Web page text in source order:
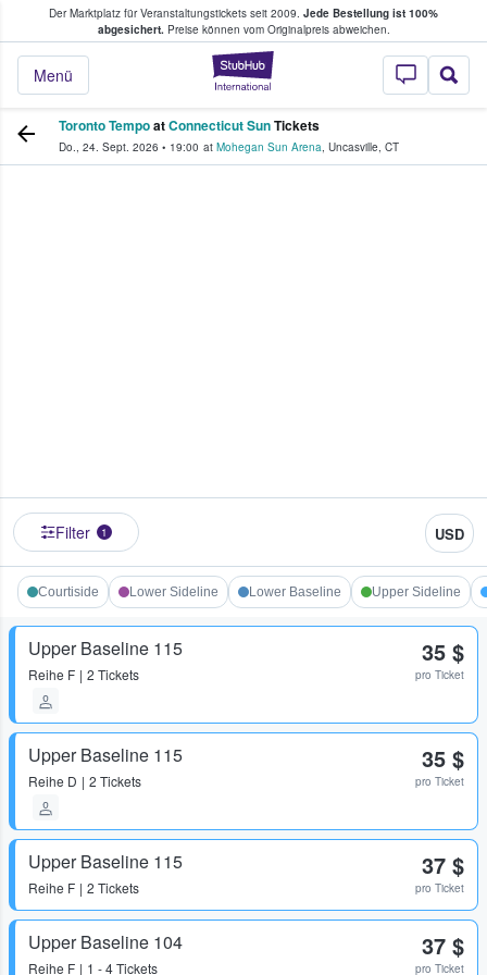
Der Marktplatz für Veranstaltungstickets seit 2009. Jede Bestellung ist 100%
abgesichert.Preise können vom Originalpreis abweichen.
StubHub - Wo
Menü
Tickets kaufen & verkaufen
Toronto TempoatConnecticut SunTickets
Do., 24. Sept. 2026 • 19:00 at Mohegan Sun Arena, Uncasville, CT
Filter 1 USD
Courtiside Lower Sideline Lower Baseline Upper Sideline
Upper Baseline 115
Reihe F 2 Tickets
35 $
pro Ticket
Upper Baseline 115
Reihe D 2 Tickets
35 $
pro Ticket
Upper Baseline 115
Reihe F 2 Tickets
37 $
pro Ticket
Upper Baseline 104
Reihe F 1 - 4 Tickets
37 $
pro Ticket